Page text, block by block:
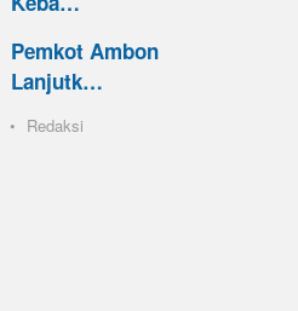
Pemkot Ambon
Lanjutk…
Redaksi